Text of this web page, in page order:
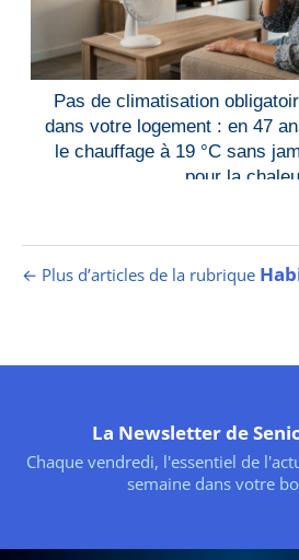
Pas de climatisation
dans votre logement : en 47
le chauffage à 19 °C sans
pour la
← Plus d’articles de la rubrique
La Newsletter de
Chaque vendredi, l'essentiel de
semaine dans votre